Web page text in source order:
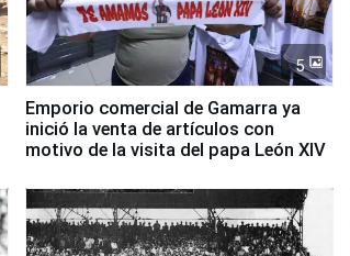
5
Emporio comercial de Gamarra ya
inició la venta de artículos con
motivo de la visita del papa León XIV